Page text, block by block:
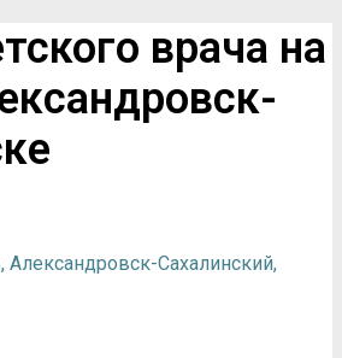
врача на
Александровск-Сахалинский,